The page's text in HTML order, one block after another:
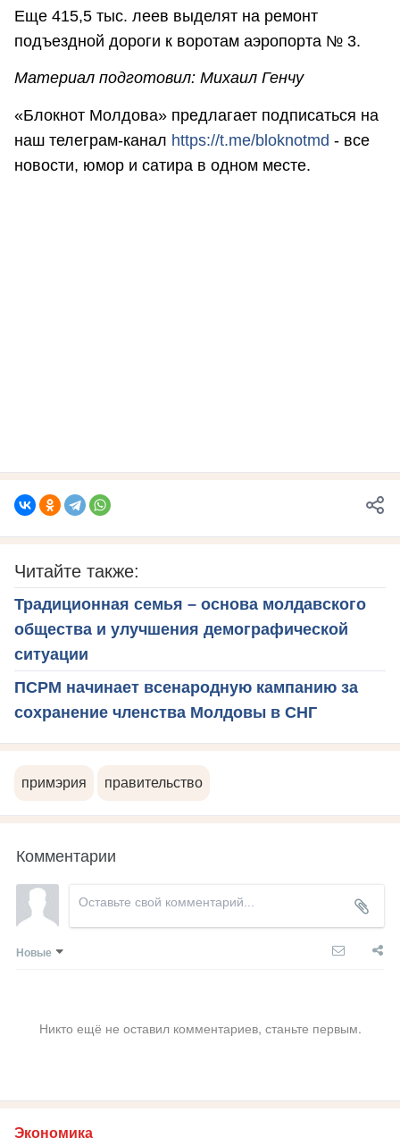
Еще 415,5 тыс. леев выделят на ремонт
подъездной дороги к воротам аэропорта № 3.
Материал подготовил: Михаил Генчу
«Блокнот Молдова» предлагает подписаться на
наш телеграм-канал https://t.me/bloknotmd - все
новости, юмор и сатира в одном месте.
Читайте также:
Традиционная семья – основа молдавского
общества и улучшения демографической
ситуации
ПСРМ начинает всенародную кампанию за
сохранение членства Молдовы в СНГ
примэрия правительство
Комментарии
Новые
Никто ещё не оставил комментариев, станьте первым.
Экономика